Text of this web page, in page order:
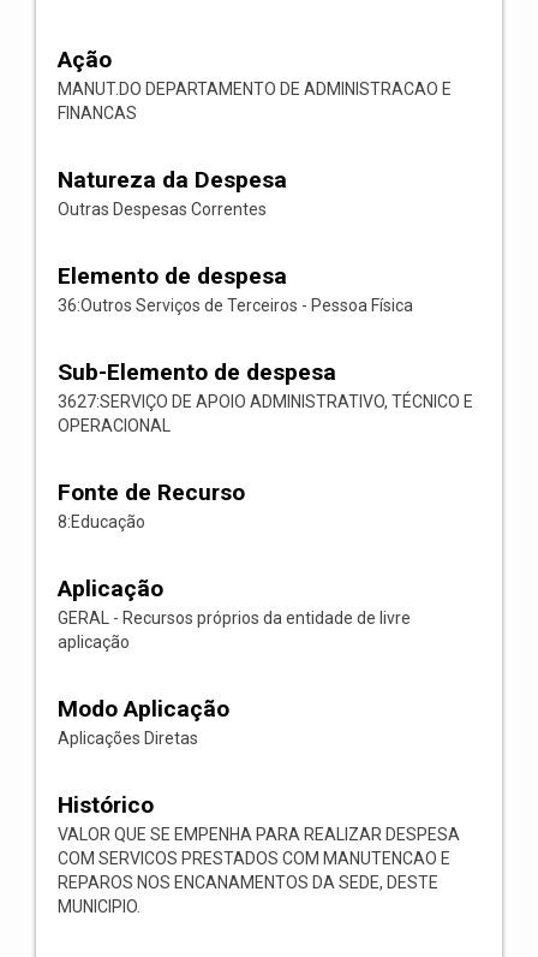
Ação
MANUT.DO DEPARTAMENTO DE ADMINISTRACAO E
FINANCAS
Natureza da Despesa
Outras Despesas Correntes
Elemento de despesa
36:Outros Serviços de Terceiros - Pessoa Física
Sub-Elemento de despesa
3627:SERVIÇO DE APOIO ADMINISTRATIVO, TÉCNICO E
OPERACIONAL
Fonte de Recurso
8:Educação
Aplicação
GERAL - Recursos próprios da entidade de livre
aplicação
Modo Aplicação
Aplicações Diretas
Histórico
VALOR QUE SE EMPENHA PARA REALIZAR DESPESA
COM SERVICOS PRESTADOS COM MANUTENCAO E
REPAROS NOS ENCANAMENTOS DA SEDE, DESTE
MUNICIPIO.